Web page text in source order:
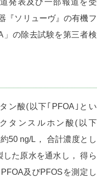
発表及び一部報道を受
『ソリューヴ』の有機フ
」の除去試験を第三者検
ン酸(以下｢PFOA｣とい
タンスルホン酸(以下
50 ng/L， 合計濃度とし
た原水を通水し， 得ら
及びPFOSを測定し